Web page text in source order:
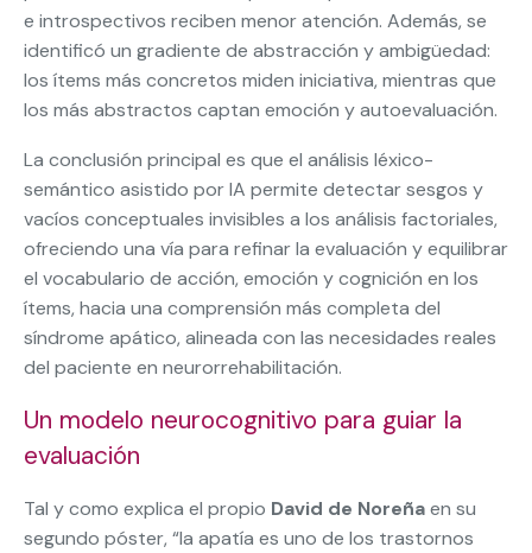
e introspectivos reciben menor atención. Además, se
identificó un gradiente de abstracción y ambigüedad:
los ítems más concretos miden iniciativa, mientras que
los más abstractos captan emoción y autoevaluación.
La conclusión principal es que el análisis léxico-
semántico asistido por IA permite detectar sesgos y
vacíos conceptuales invisibles a los análisis factoriales,
ofreciendo una vía para refinar la evaluación y equilibrar
el vocabulario de acción, emoción y cognición en los
ítems, hacia una comprensión más completa del
síndrome apático, alineada con las necesidades reales
del paciente en neurorrehabilitación.
Un modelo neurocognitivo para guiar la
evaluación
Tal y como explica el propio David de Noreñaen su
segundo póster, “la apatía es uno de los trastornos